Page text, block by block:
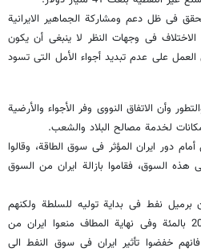
فی ظل دعم ومشارکة الجماهیر الایرانیة
فی وجهات النظر لا ینبغی أن یکون
العمل علی عدم تبدید أجواء الأمل التی تسود
وأن الاتفاق النووی وفر الأجواء والأرضیة
لخدمة مصالح البلاد والشعب.
دور ایران المؤثر فی سوق الطاقة، وقالوا
هذه السوق، فقاموا بازالة ایران من السوق
نفط فی بدایة تولیه للسلطة ولکنهم
أصدروا قرارا بخفض التصدیر الی 20 بالمئة وفی نهایة المطاف منعوا ایران من
خفضوا تأثیر ایران فی سوق النفط الی